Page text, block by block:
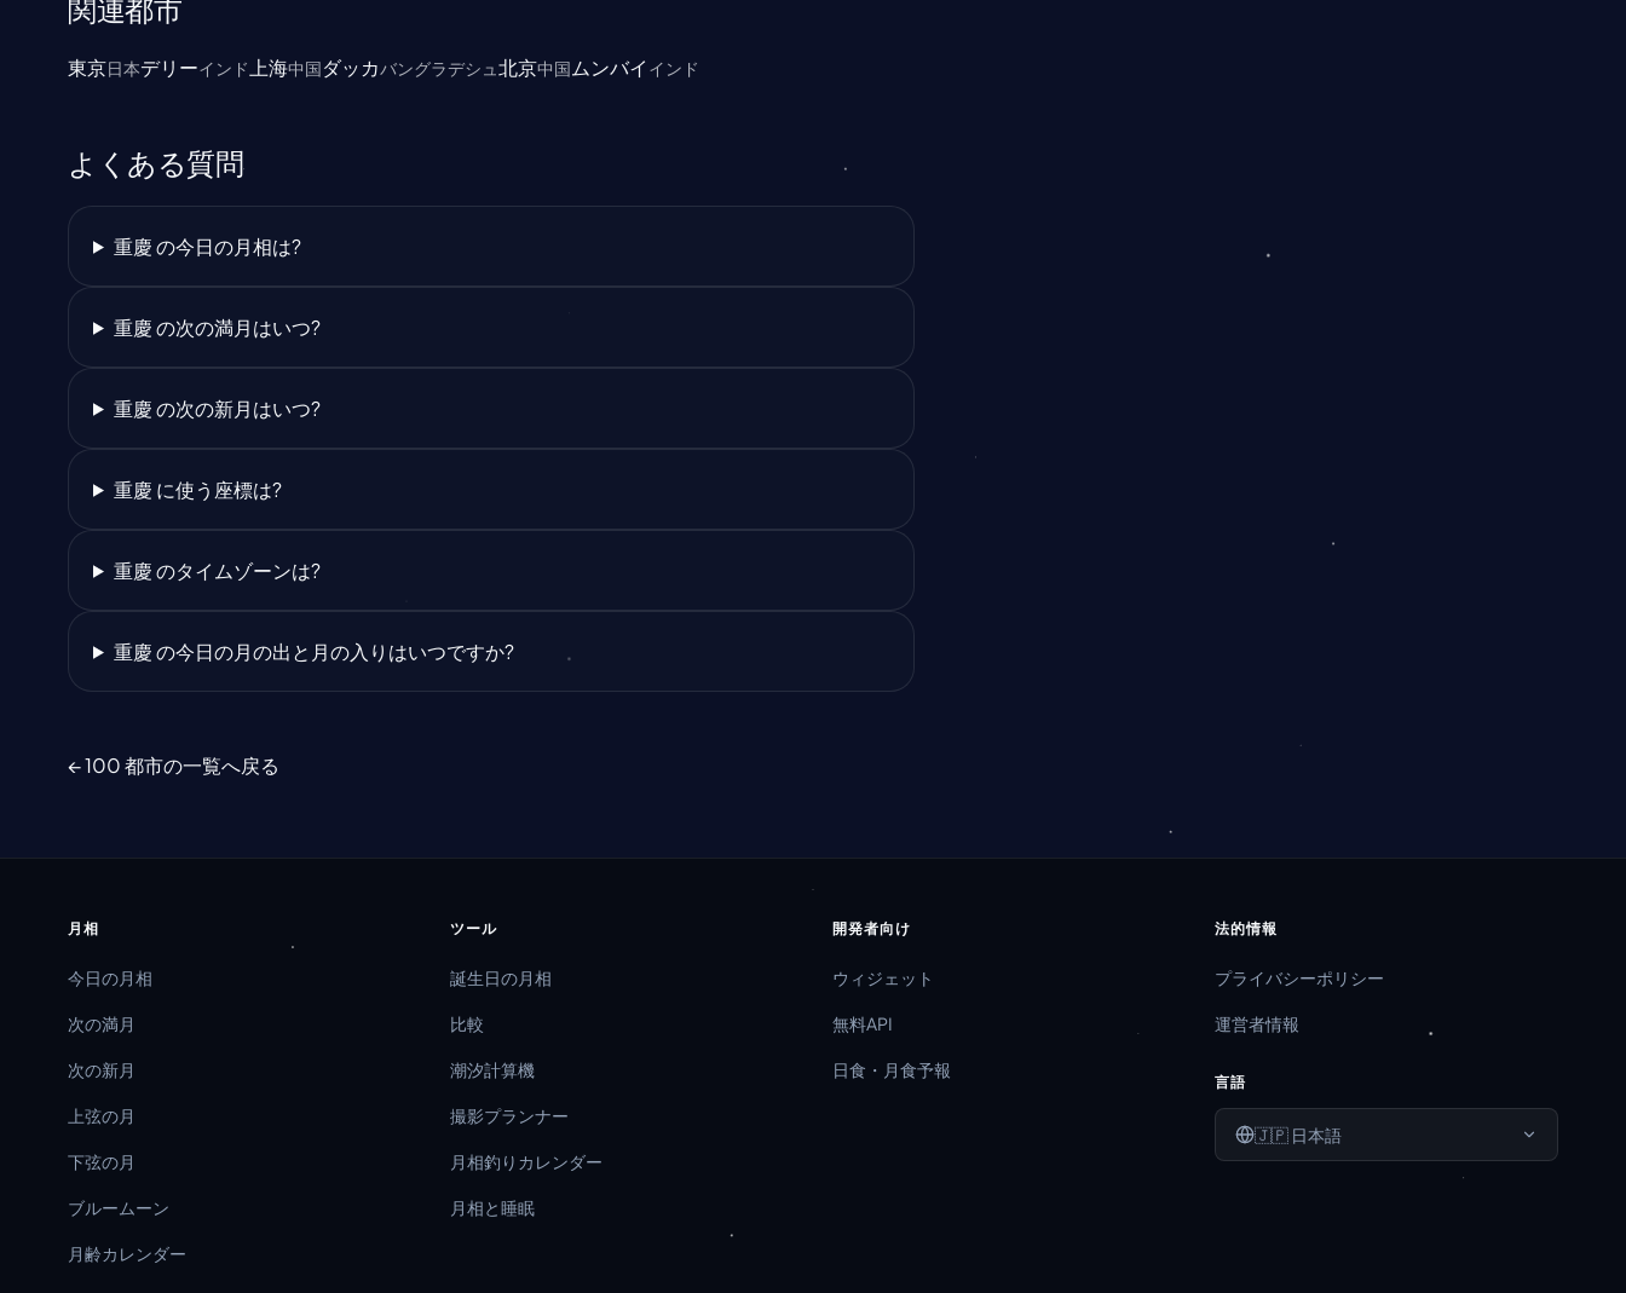
関連都市
東京日本デリーインド 上海中国ダッカバングラデシュ 北京中国 ムンバイ インド
よくある質問
重慶 の今日の月相は?
重慶 の次の満月はいつ?
重慶 の次の新月はいつ?
重慶 に使う座標は?
重慶 のタイムゾーンは?
重慶 の今日の月の出と月の入りはいつですか?
← 100 都市の一覧へ戻る
月相
今日の月相
次の満月
次の新月
上弦の月
下弦の月
ブルームーン
月齢カレンダー
ツール
誕生日の月相
比較
潮汐計算機
撮影プランナー
月相釣りカレンダー
月相と睡眠
開発者向け
ウィジェット
無料API
日食・月食予報
法的情報
プライバシーポリシー
運営者情報
言語
🇯🇵 日本語